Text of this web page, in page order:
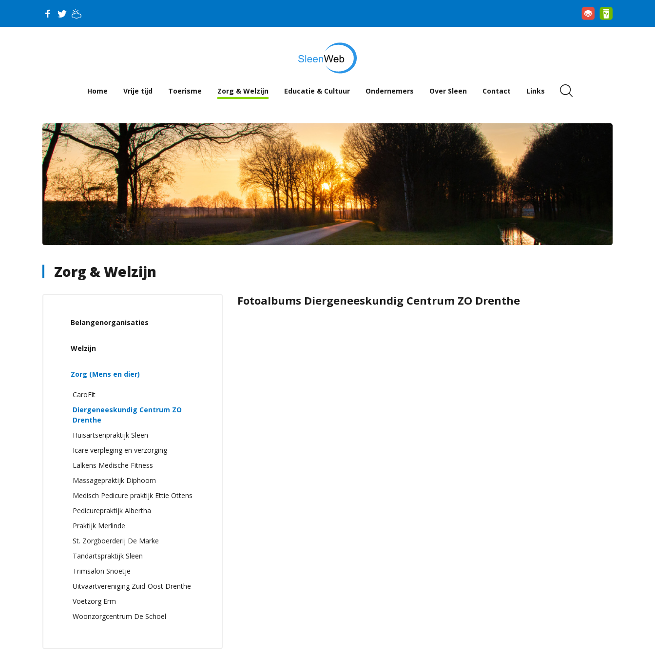
Home Vrije tijd Toerisme Zorg & Welzijn Educatie & Cultuur Ondernemers Over Sleen Contact Links
Zorg & Welzijn
Belangenorganisaties
Welzijn
Zorg (Mens en dier)
CaroFit
Diergeneeskundig Centrum ZO
Drenthe
Huisartsenpraktijk Sleen
Icare verpleging en verzorging
Lalkens Medische Fitness
Massagepraktijk Diphoorn
Medisch Pedicure praktijk Ettie Ottens
Pedicurepraktijk Albertha
Praktijk Merlinde
St. Zorgboerderij De Marke
Tandartspraktijk Sleen
Trimsalon Snoetje
Uitvaartvereniging Zuid-Oost Drenthe
Voetzorg Erm
Woonzorgcentrum De Schoel
Fotoalbums Diergeneeskundig Centrum ZO Drenthe